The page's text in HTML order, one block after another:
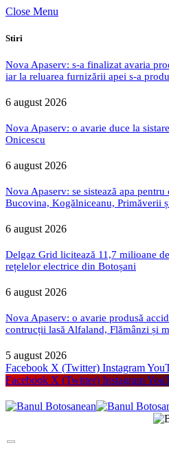
Close Menu
Stiri
Nova Apaserv: s-a finalizat avaria
iar la reluarea furnizării apei s-a
6 august 2026
Nova Apaserv: o avarie duce la
Onicescu
6 august 2026
Nova Apaserv: se sistează apa
Bucovina, Kogălniceanu, Primăverii
6 august 2026
Delgaz Grid licitează 11,7 milioane
rețelelor electrice din Botoșani
6 august 2026
Nova Apaserv: o avarie produsă
contrucții lasă Alfaland, Flămânzi și
5 august 2026
Facebook X (Twitter) Instagram
Facebook X (Twitter) Instagram